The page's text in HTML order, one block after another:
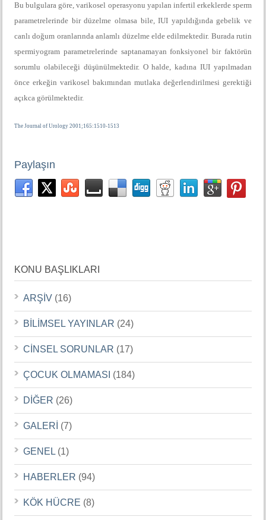
Bu bulgulara göre, varikosel operasyonu yapılan infertil erkeklerde sperm
parametrelerinde bir düzelme olmasa bile, IUI yapıldığında gebelik ve
canlı doğum oranlarında anlamlı düzelme elde edilmektedir. Burada rutin
spermiyogram parametrelerinde saptanamayan fonksiyonel bir faktörün
sorumlu olabileceği düşünülmektedir. O halde, kadına IUI yapılmadan
önce erkeğin varikosel bakımından mutlaka değerlendirilmesi gerektiği
açıkca görülmektedir.
The Journal of Urology 2001;165:1510-1513
Paylaşın
KONU BAŞLIKLARI
ARŞİV (16)
BİLİMSEL YAYINLAR (24)
CİNSEL SORUNLAR (17)
ÇOCUK OLMAMASI (184)
DİĞER (26)
GALERİ (7)
GENEL (1)
HABERLER (94)
KÖK HÜCRE (8)